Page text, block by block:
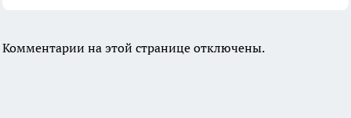
Комментарии на этой странице отключены.